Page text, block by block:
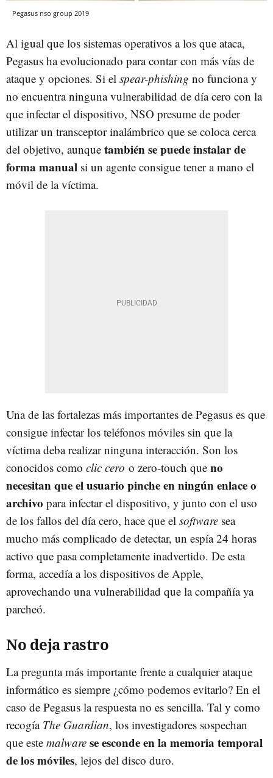
Pegasus nso group 2019
Al igual que los sistemas operativos a los que ataca,
Pegasus ha evolucionado para contar con más vías de
ataque y opciones. Si el spear-phishing no funciona y
no encuentra ninguna vulnerabilidad de día cero con la
que infectar el dispositivo, NSO presume de poder
utilizar un transceptor inalámbrico que se coloca cerca
del objetivo, aunque también se puede instalar de
forma manual si un agente consigue tener a mano el
móvil de la víctima.
Una de las fortalezas más importantes de Pegasus es que
consigue infectar los teléfonos móviles sin que la
víctima deba realizar ninguna interacción. Son los
conocidos como clic cero o zero-touch que no
necesitan que el usuario pinche en ningún enlace o
archivo para infectar el dispositivo, y junto con el uso
de los fallos del día cero, hace que el software sea
mucho más complicado de detectar, un espía 24 horas
activo que pasa completamente inadvertido. De esta
forma, accedía a los dispositivos de Apple,
aprovechando una vulnerabilidad que la compañía ya
parcheó.
No deja rastro
La pregunta más importante frente a cualquier ataque
informático es siempre ¿cómo podemos evitarlo? En el
caso de Pegasus la respuesta no es sencilla. Tal y como
recogía The Guardian, los investigadores sospechan
que este malware se esconde en la memoria temporal
de los móviles, lejos del disco duro.